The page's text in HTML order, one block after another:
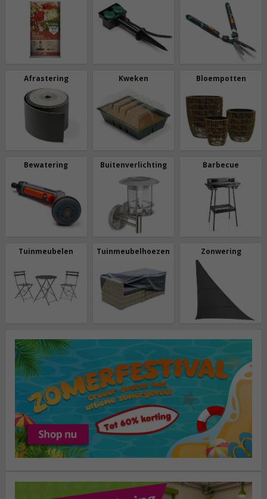
Afrastering Kweken Bloempotten
Bewatering Buitenverlichting Barbecue
Tuinmeubelen Tuinmeubelhoezen Zonwering